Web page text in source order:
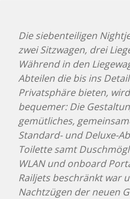
Die siebenteiligen
zwei Sitzwagen, drei
Während in den
Abteilen die bis ins
Privatsphäre bieten,
bequemer: Die
gemütliches,
Standard- und Deluxe-
Toilette samt
WLAN und onboard
Railjets beschränkt war
Nachtzügen der neuen